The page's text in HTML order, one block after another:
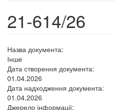
21-614/26
Назва документа:
Інше
Дата створення документа:
01.04.2026
Дата надходження документа:
01.04.2026
Джерело інформації: